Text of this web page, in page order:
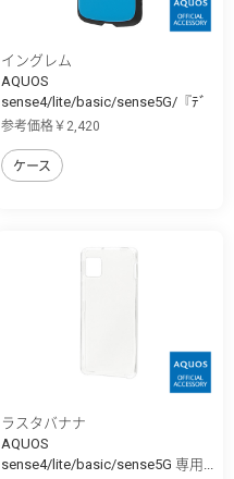
イングレム
AQUOS
sense4/lite/basic/sense5G/『ﾃﾞ
ｨ...
参考価格￥2,420
ケース
ラスタバナナ
AQUOS
sense4/lite/basic/sense5G 専用...